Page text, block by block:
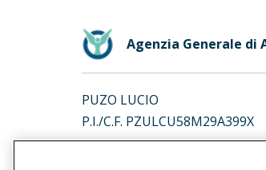
Agenzia Generale di
PUZO LUCIO
P.I./C.F. PZULCU58M29A399X